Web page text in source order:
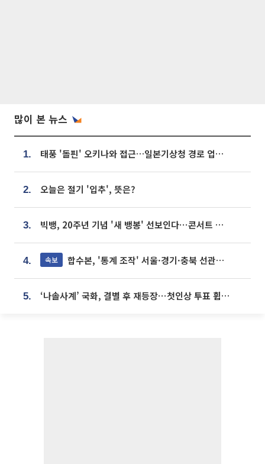
많이 본 뉴스
1. 태풍 '돌핀' 오키나와 접근…일본기상청 경로 업데이트
2. 오늘은 절기 '입추', 뜻은?
3. 빅뱅, 20주년 기념 '새 뱅봉' 선보인다⋯콘서트 앞두고 팝업 개최
4. 속보 합수본, '통계 조작' 서울·경기·충북 선관위 등 추가 압수수색
5. ‘나솔사계’ 국화, 결별 후 재등장⋯첫인상 투표 휩쓸고 ‘인기녀’ 등극